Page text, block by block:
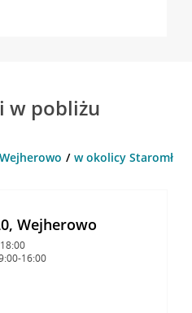
w pobliżu
Wejherowo w okolicy
Wejherowo
16:00